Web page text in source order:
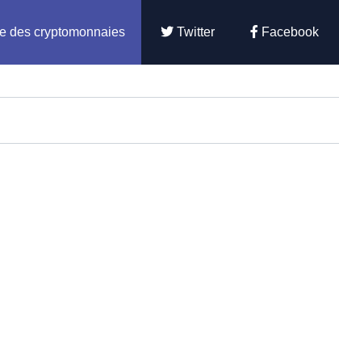
des cryptomonnaies Twitter Facebook